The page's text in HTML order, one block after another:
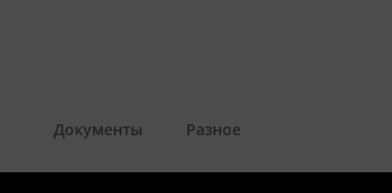
Документы Разное